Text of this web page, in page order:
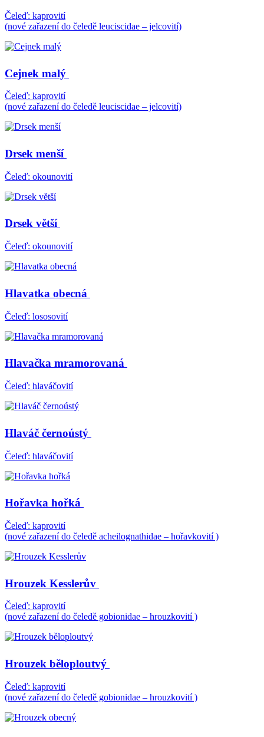
Čeleď: kaprovití
(nové zařazení do čeledě leuciscidae – jelcovití)
Cejnek malý
Čeleď: kaprovití
(nové zařazení do čeledě leuciscidae – jelcovití)
Drsek menší
Čeleď: okounovití
Drsek větší
Čeleď: okounovití
Hlavatka obecná
Čeleď: lososovití
Hlavačka mramorovaná
Čeleď: hlaváčovití
Hlaváč černoústý
Čeleď: hlaváčovití
Hořavka hořká
Čeleď: kaprovití
(nové zařazení do čeledě acheilognathidae – hořavkovití )
Hrouzek Kesslerův
Čeleď: kaprovití
(nové zařazení do čeledě gobionidae – hrouzkovití )
Hrouzek běloploutvý
Čeleď: kaprovití
(nové zařazení do čeledě gobionidae – hrouzkovití )